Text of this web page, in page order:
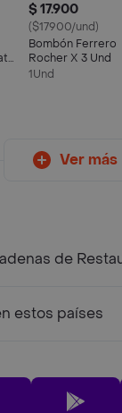
$ 17.900
($17900/und)
Bombón Ferrero
Rocher X 3 Und
1Und
Ver más
de
estos países